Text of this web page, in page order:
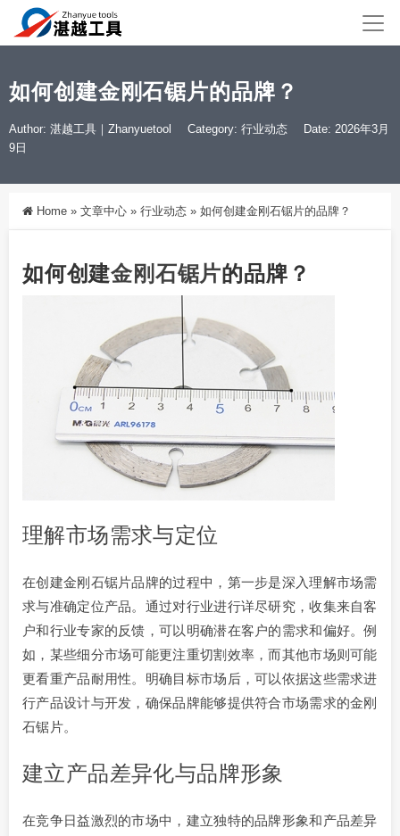
如何创建金刚石锯片的品牌？
Author: 湛越工具｜Zhanyuetool Category: 行业动态
Date: 2026年3月
9日
Home » 文章中心 » 行业动态 » 如何创建金刚石锯片的品牌？
如何创建金刚石锯片的品牌？
理解市场需求与定位
在创建金刚石锯片品牌的过程中，第一步是深入理解市场需
求与准确定位产品。通过对行业进行详尽研究，收集来自客
户和行业专家的反馈，可以明确潜在客户的需求和偏好。例
如，某些细分市场可能更注重切割效率，而其他市场则可能
更看重产品耐用性。明确目标市场后，可以依据这些需求进
行产品设计与开发，确保品牌能够提供符合市场需求的金刚
石锯片。
建立产品差异化与品牌形象
在竞争日益激烈的市场中，建立独特的品牌形象和产品差异